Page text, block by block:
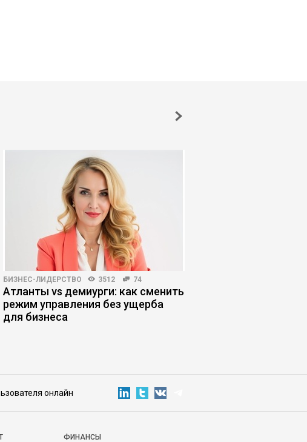
БИЗНЕС-ЛИДЕРСТВО 3512 74
Атланты vs демиурги: как сменить
режим управления без ущерба
для бизнеса
онлайн
ФИНАНСЫ